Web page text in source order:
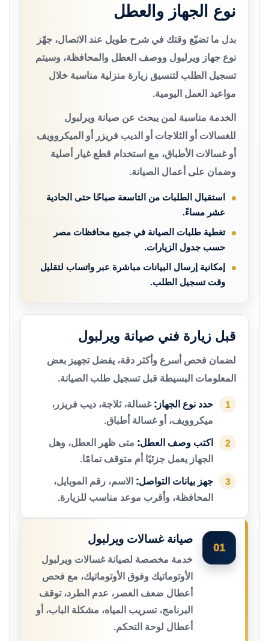
نوع الجهاز والعطل
بدل ما تضيّع وقتك في شرح طويل عند الاتصال، جهّز
نوع جهاز ويرلبول ووصف العطل والمحافظة، وسيتم
تسجيل الطلب لتنسيق زيارة منزلية مناسبة خلال
مواعيد العمل اليومية.
الخدمة مناسبة لمن يبحث عن صيانة ويرلبول
للغسالات أو الثلاجات أو الديب فريزر أو الميكروويف
أو غسالات الأطباق، مع استخدام قطع غيار أصلية
وضمان على أعمال الصيانة.
استقبال الطلبات من التاسعة صباحًا حتى الحادية
عشر مساءً.
تغطية طلبات الصيانة في جميع محافظات مصر
حسب جدول الزيارات.
إمكانية إرسال البيانات مباشرة عبر واتساب لتقليل
وقت تسجيل الطلب.
قبل زيارة فني صيانة ويرلبول
لضمان فحص أسرع وأكثر دقة، يفضل تجهيز بعض
المعلومات البسيطة قبل تسجيل طلب الصيانة.
1 حدد نوع الجهاز: غسالة، ثلاجة، ديب فريزر،
ميكروويف، أو غسالة أطباق.
2 اكتب وصف العطل: متى ظهر العطل، وهل
الجهاز يعمل جزئيًا أم متوقف تمامًا.
3 جهز بيانات التواصل: الاسم، رقم الموبايل،
المحافظة، وأقرب موعد مناسب للزيارة.
01
صيانة غسالات ويرلبول
خدمة مخصصة لصيانة غسالات ويرلبول
الأوتوماتيك وفوق الأوتوماتيك، مع فحص
أعطال ضعف العصر، عدم الطرد، توقف
البرنامج، تسريب المياه، مشكلة الباب، أو
أعطال لوحة التحكم.